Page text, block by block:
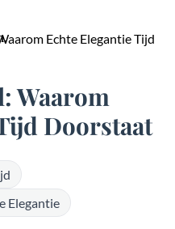
Echte Elegantie Tijd
Waarom
Doorstaat
Elegantie